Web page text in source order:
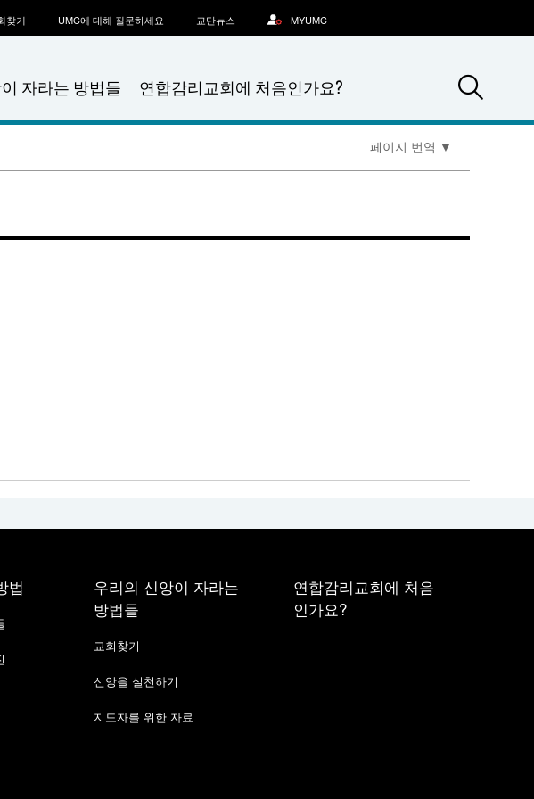
자라는 방법들 연합감리교회에 처음인가요?
찾기 UMC에 대해 질문하세요 교단뉴스 MYUMC
페이지 번역 ▼
법
우리의 신앙이 자라는
방법들
교회찾기
신앙을 실천하기
지도자를 위한 자료
연합감리교회에 처음
인가요?